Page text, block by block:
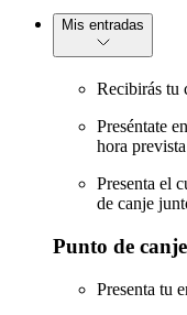
Mis entradas
Recibirás tu
Preséntate
hora
Presenta el
de canje
Punto de
Presenta tu